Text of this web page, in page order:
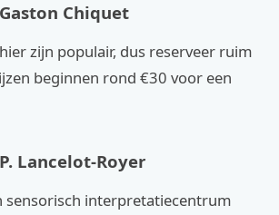
Chiquet
zijn populair, dus reserveer ruim
beginnen rond €30 voor een
Lancelot-Royer
sensorisch interpretatiecentrum